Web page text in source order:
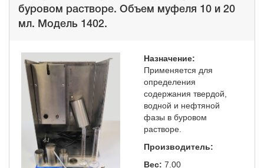
буровом растворе. Объем муфеля 10 и 20
мл. Модель 1402.
Назначение:
Применяется для
определения
содержания твердой,
водной и нефтяной
фазы в буровом
растворе.
Производитель:
Вес: 7.00